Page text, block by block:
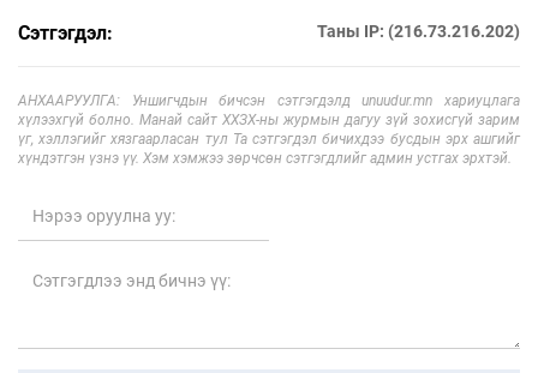
Сэтгэгдэл: Таны IP: (216.73.216.202)
АНХААРУУЛГА: Уншигчдын бичсэн сэтгэгдэлд unuudur.mn хариуцлага
хүлээхгүй болно. Манай сайт ХХЗХ-ны журмын дагуу зүй зохисгүй зарим
үг, хэллэгийг хязгаарласан тул Та сэтгэгдэл бичихдээ бусдын эрх ашгийг
хүндэтгэн үзнэ үү. Хэм хэмжээ зөрчсөн сэтгэгдлийг админ устгах эрхтэй.